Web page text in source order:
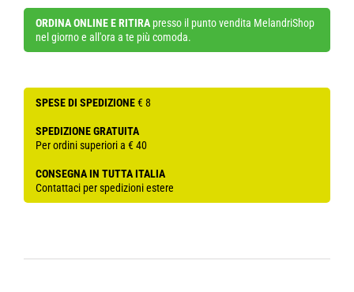
ORDINA ONLINE E RITIRA presso il punto vendita MelandriShop
nel giorno e all'ora a te più comoda.
SPESE DI SPEDIZIONE€ 8
SPEDIZIONE GRATUITA
Per ordini superiori a € 40
CONSEGNA IN TUTTA ITALIA
Contattaci per spedizioni estere